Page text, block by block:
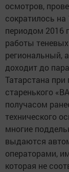
осмотров,
сократилось
периодом 2016
работы
региональный,
доходит до
Татарстана
старенького
получасом
технического
многие
выдаются
операторами,
которая не